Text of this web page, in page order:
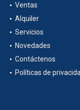
Ventas
Alquiler
Servicios
Novedades
Contáctenos
Políticas de